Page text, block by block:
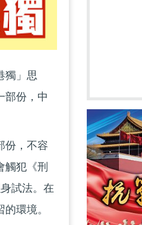
獨」思
部份，中
份，不容
觸犯《刑
試法。在
環境。